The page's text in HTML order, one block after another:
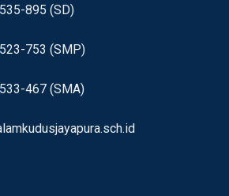
895 (SD)
753 (SMP)
467 (SMA)